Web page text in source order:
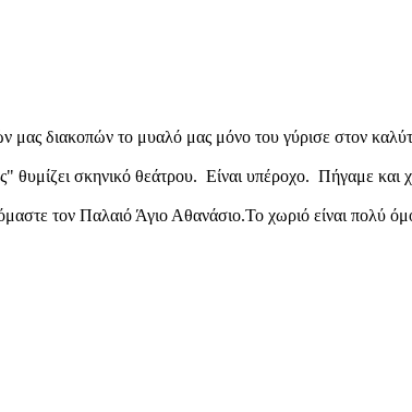
μας διακοπών το μυαλό μας μόνο του γύρισε στον
θυμίζει σκηνικό θεάτρου. Είναι υπέροχο. Πήγαμε και
τον Παλαιό Άγιο Αθανάσιο.Το χωριό είναι πολύ